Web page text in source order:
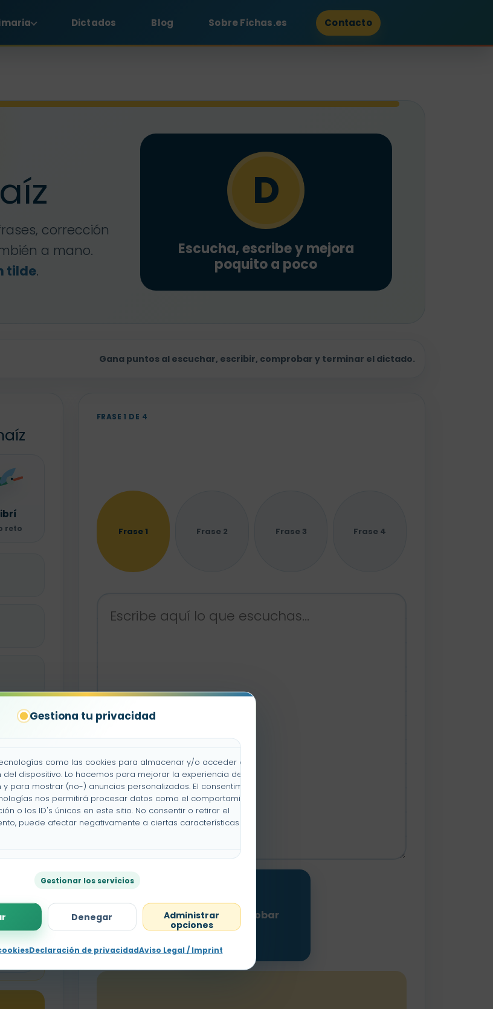
Gestiona tu privacidad
como las cookies para almacenar y/o acceder a la
del dispositivo. Lo hacemos para mejorar la experiencia de
para mostrar (no-) anuncios personalizados. El consentimiento
nos permitirá procesar datos como el comportamiento
o los ID's únicos en este sitio. No consentir o retirar el
puede afectar negativamente a ciertas características y
Gestionar los servicios
Denegar
Administrar
opciones
Declaración de privacidadAviso Legal / Imprint
Dictados Blog Sobre Fichas.es Contacto
corrección
a mano.
tilde.
D
Escucha, escribe y mejora
poquito a poco
Gana puntos al escuchar, escribir, comprobar y terminar el dictado.
reto
FRASE 1 DE 4
Frase 1 Frase 2 Frase 3 Frase 4
Comprobar